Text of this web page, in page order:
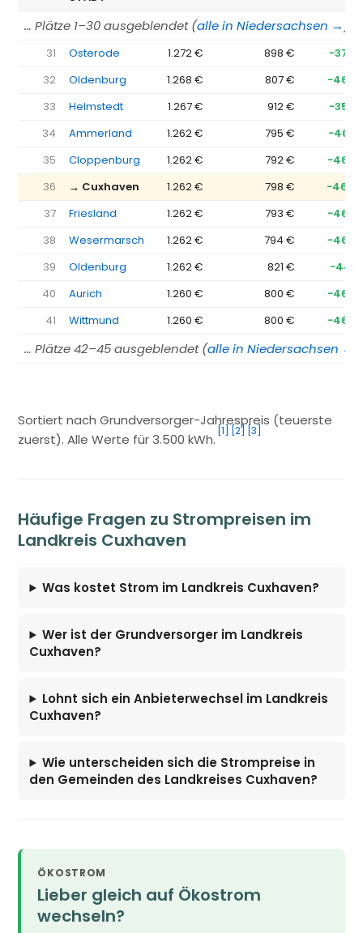
… Plätze 1–30 ausgeblendet (alle in Niedersachsen →
31 Osterode 1.272 € 898 €
−374
32
Oldenburg 1.268 € 807 €
−460
33
Helmstedt 1.267 € 912 €
−355
34
Ammerland 1.262 € 795 €
−467
35
Cloppenburg 1.262 € 792 €
−469
36
→ Cuxhaven 1.262 € 798 €
−464
37
Friesland 1.262 € 793 €
−469
38
Wesermarsch 1.262 € 794 €
−468
39
Oldenburg 1.262 € 821 €
−441
40
Aurich 1.260 € 800 €
−460
41
Wittmund 1.260 € 800 € −460
… Plätze 42–45 ausgeblendet (alle in Niedersachsen →
Sortiert nach Grundversorger-Jahrespreis (teuerste
zuerst). Alle Werte für 3.500 kWh.
[1] [2] [3]
Häufige Fragen zu Strompreisen im
Landkreis Cuxhaven
Was kostet Strom im Landkreis Cuxhaven?
Wer ist der Grundversorger im Landkreis
Cuxhaven?
Lohnt sich ein Anbieterwechsel im Landkreis
Cuxhaven?
Wie unterscheiden sich die Strompreise in
den Gemeinden des Landkreises Cuxhaven?
ÖKOSTROM
Lieber gleich auf Ökostrom
wechseln?